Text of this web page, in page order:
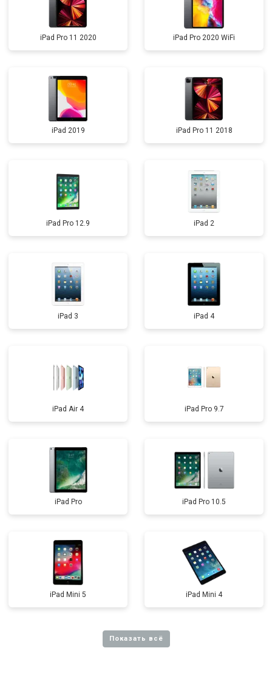
iPad Pro 11 2020 iPad Pro 2020 WiFi
iPad 2019 iPad Pro 11 2018
iPad Pro 12.9 iPad 2
iPad 3 iPad 4
iPad Air 4 iPad Pro 9.7
iPad Pro iPad Pro 10.5
iPad Mini 5 iPad Mini 4